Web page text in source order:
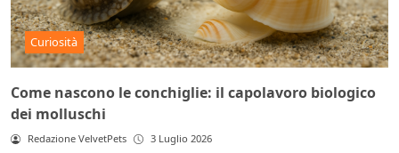
Curiosità
Come nascono le conchiglie: il capolavoro biologico
dei molluschi
Redazione VelvetPets 3 Luglio 2026